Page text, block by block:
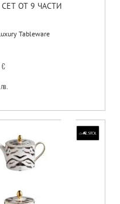
СЕТ ОТ 9 ЧАСТИ
Tableware
€
лв.